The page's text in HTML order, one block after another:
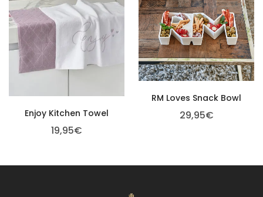
Enjoy Kitchen Towel
19,95€
RM Loves Snack Bowl
29,95€